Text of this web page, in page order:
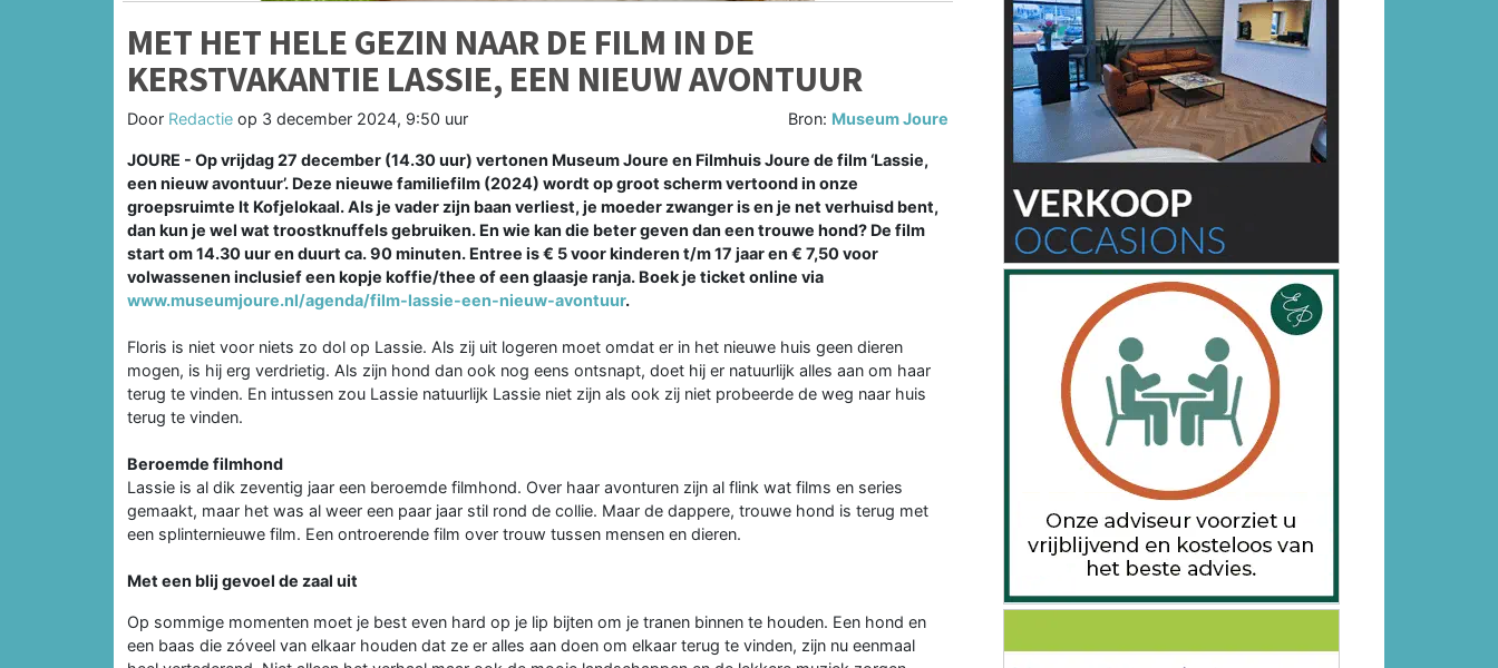
MET HET HELE GEZIN NAAR DE FILM IN DE
KERSTVAKANTIE LASSIE, EEN NIEUW AVONTUUR
Door Redactie op 3 december 2024, 9:50 uur Bron: Museum Joure
JOURE - Op vrijdag 27 december (14.30 uur) vertonen Museum Joure en Filmhuis Joure de film ‘Lassie,
een nieuw avontuur’. Deze nieuwe familiefilm (2024) wordt op groot scherm vertoond in onze
groepsruimte It Kofjelokaal. Als je vader zijn baan verliest, je moeder zwanger is en je net verhuisd bent,
dan kun je wel wat troostknuffels gebruiken. En wie kan die beter geven dan een trouwe hond? De film
start om 14.30 uur en duurt ca. 90 minuten. Entree is € 5 voor kinderen t/m 17 jaar en € 7,50 voor
volwassenen inclusief een kopje koffie/thee of een glaasje ranja. Boek je ticket online via
www.museumjoure.nl/agenda/film-lassie-een-nieuw-avontuur.
Floris is niet voor niets zo dol op Lassie. Als zij uit logeren moet omdat er in het nieuwe huis geen dieren
mogen, is hij erg verdrietig. Als zijn hond dan ook nog eens ontsnapt, doet hij er natuurlijk alles aan om haar
terug te vinden. En intussen zou Lassie natuurlijk Lassie niet zijn als ook zij niet probeerde de weg naar huis
terug te vinden.
Beroemde filmhond
Lassie is al dik zeventig jaar een beroemde filmhond. Over haar avonturen zijn al flink wat films en series
gemaakt, maar het was al weer een paar jaar stil rond de collie. Maar de dappere, trouwe hond is terug met
een splinternieuwe film. Een ontroerende film over trouw tussen mensen en dieren.
Met een blij gevoel de zaal uit
Op sommige momenten moet je best even hard op je lip bijten om je tranen binnen te houden. Een hond en
een baas die zóveel van elkaar houden dat ze er alles aan doen om elkaar terug te vinden, zijn nu eenmaal